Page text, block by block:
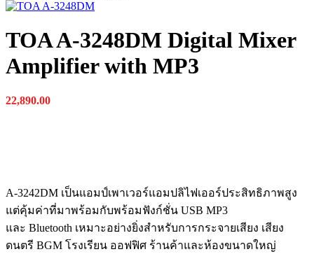
TOA A-3248DM Digital Mixer
Amplifier with MP3
22,890.00
A-3242DM เป็นแอมป์เพาเวอร์แอมปลิไฟเออร์ประสิทธิภาพสูง
แต่คุ้มค่าที่มาพร้อมกับพร้อมฟังก์ชั่น USB MP3
และ Bluetooth เหมาะอย่างยิ่งสำหรับการกระจายเสียง เสียง
ดนตรี BGM โรงเรียน ออฟฟิศ ร้านค้าและห้องขนาดใหญ่